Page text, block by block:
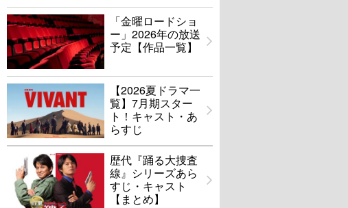
「金曜ロードショ
ー」2026年の放送
予定【作品一覧】
【2026夏ドラマ一
覧】7月期スター
ト！キャスト・あ
らすじ
歴代『踊る大捜査
線』シリーズあら
すじ・キャスト
【まとめ】